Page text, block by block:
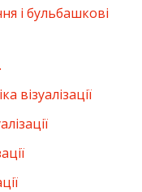
і бульбашкові
візуалізації